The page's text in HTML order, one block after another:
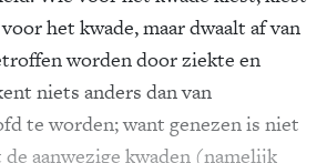
het kwade, maar dwaalt af van
worden door ziekte en
niets anders dan van
te worden; want genezen is niet
aanwezige kwaden (namelijk